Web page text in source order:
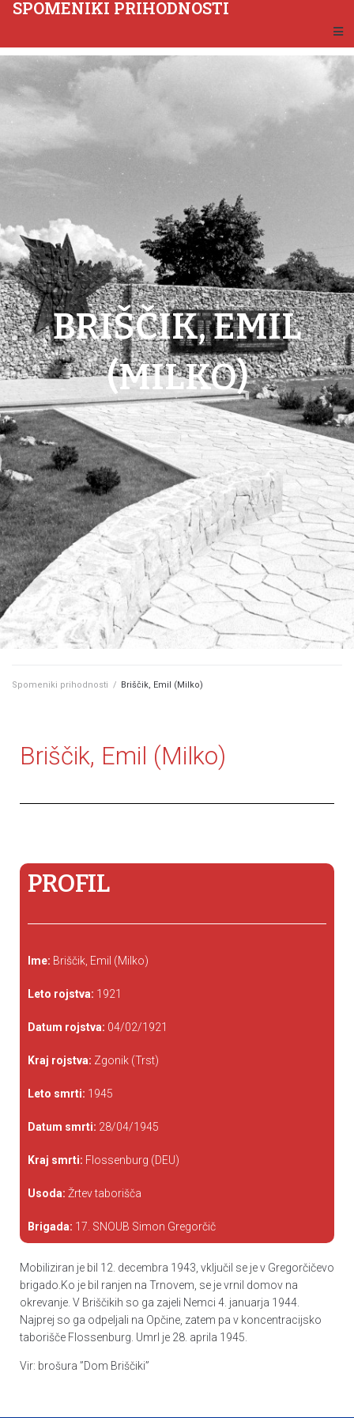
SPOMENIKI PRIHODNOSTI
BRIŠČIK, EMIL
(MILKO)
Spomeniki prihodnosti / Briščik, Emil (Milko)
Briščik, Emil (Milko)
PROFIL
Ime: Briščik, Emil (Milko)
Leto rojstva: 1921
Datum rojstva: 04/02/1921
Kraj rojstva: Zgonik (Trst)
Leto smrti: 1945
Datum smrti: 28/04/1945
Kraj smrti: Flossenburg (DEU)
Usoda: Žrtev taborišča
Brigada: 17. SNOUB Simon Gregorčič
Mobiliziran je bil 12. decembra 1943, vključil se je v Gregorčičevo
brigado.Ko je bil ranjen na Trnovem, se je vrnil domov na
okrevanje. V Briščikih so ga zajeli Nemci 4. januarja 1944.
Najprej so ga odpeljali na Opčine, zatem pa v koncentracijsko
taborišče Flossenburg. Umrl je 28. aprila 1945.
Vir: brošura ”Dom Briščiki”